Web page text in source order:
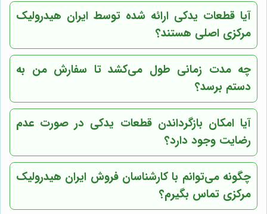
آیا قطعات یدکی ارائه شده توسط ایران هیدرولیک
مرکزی اصلی هستند؟
چه مدت زمانی طول می‌کشد تا سفارش من به
دستم برسد؟
آیا امکان بازگرداندن قطعات یدکی در صورت عدم
رضایت وجود دارد؟
چگونه می‌توانم با کارشناسان فروش ایران هیدرولیک
مرکزی تماس بگیرم؟